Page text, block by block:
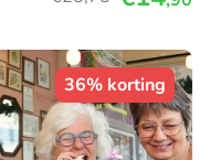
36% korting